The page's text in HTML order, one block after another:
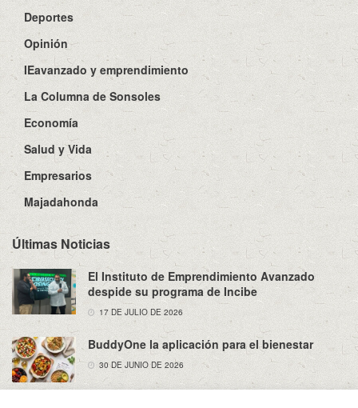
Deportes
Opinión
IEavanzado y emprendimiento
La Columna de Sonsoles
Economía
Salud y Vida
Empresarios
Majadahonda
Últimas Noticias
El Instituto de Emprendimiento Avanzado
despide su programa de Incibe
17 DE JULIO DE 2026
BuddyOne la aplicación para el bienestar
30 DE JUNIO DE 2026